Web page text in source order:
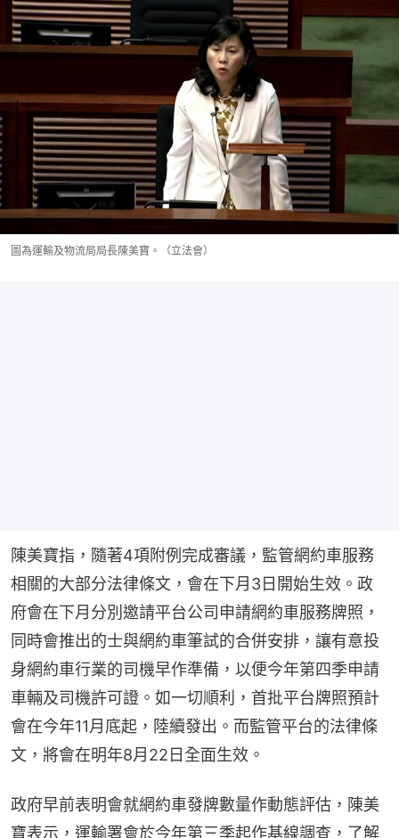
圖為運輸及物流局局長陳美寶。（立法會）
陳美寶指，隨著4項附例完成審議，監管網約車服務
相關的大部分法律條文，會在下月3日開始生效。政
府會在下月分別邀請平台公司申請網約車服務牌照，
同時會推出的士與網約車筆試的合併安排，讓有意投
身網約車行業的司機早作準備，以便今年第四季申請
車輛及司機許可證。如一切順利，首批平台牌照預計
會在今年11月底起，陸續發出。而監管平台的法律條
文，將會在明年8月22日全面生效。
政府早前表明會就網約車發牌數量作動態評估，陳美
寶表示，運輸署會於今年第三季起作基線調查，了解